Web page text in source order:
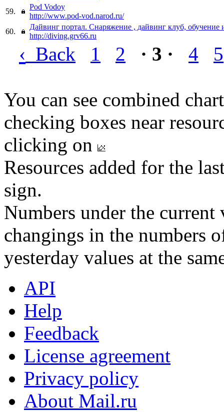
59.
Pod Vodoy
http://www.pod-vod.narod.ru/
60.
Дайвинг портал. Снаряжение , дайвинг клуб, обучение
http://diving.grv66.ru
‹ Back 1 2 · 3 · 4 5
You can see combined
checking boxes near
clicking on
Resources added for the
sign.
Numbers under the
changings in the numbers
yesterday values at the
API
Help
Feedback
License agreement
Privacy policy
About Mail.ru